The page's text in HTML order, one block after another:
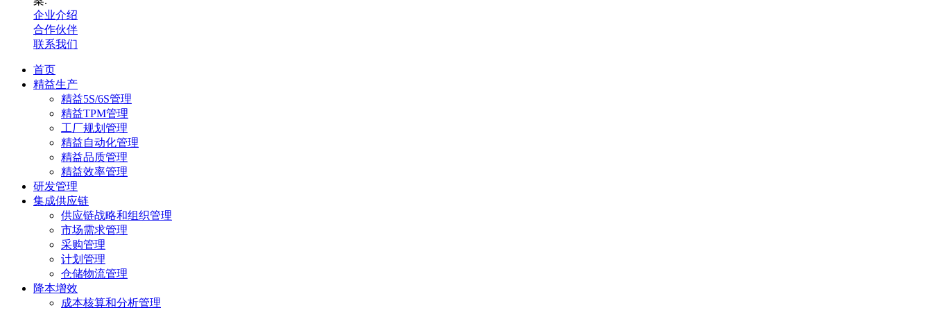
企业介绍
合作伙伴
联系我们
首页
精益生产
精益5S/6S管理
精益TPM管理
工厂规划管理
精益自动化管理
精益品质管理
精益效率管理
研发管理
集成供应链
供应链战略和组织管理
市场需求管理
采购管理
计划管理
仓储物流管理
降本增效
成本核算和分析管理